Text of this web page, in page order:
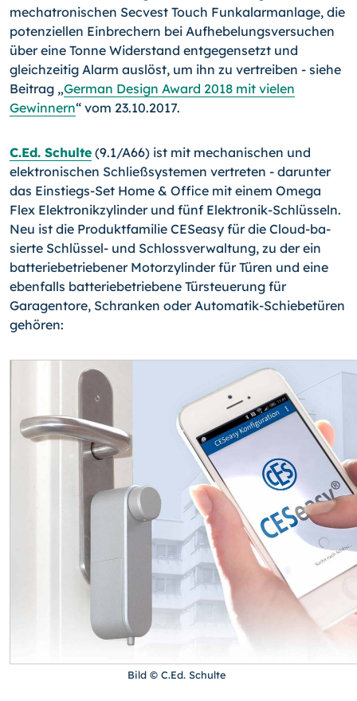
mechatronischen Secvest Touch Funkalarmanlage, die
potenziellen Einbrechern bei Aufhebelungsversuchen
über eine Tonne Widerstand entgegensetzt und
gleichzeitig Alarm auslöst, um ihn zu vertreiben - siehe
Beitrag „German Design Award 2018 mit vielen
Gewinnern“ vom 23.10.2017.
C.Ed. Schulte (9.1/A66) ist mit mechanischen und
elektronischen Schließsystemen vertreten - darunter
das Einstiegs-Set Home & Office mit einem Omega
Flex Elektronikzylinder und fünf Elektronik-Schlüsseln.
Neu ist die Produktfamilie CESeasy für die Cloud-ba­
sier­te Schlüssel- und Schlossverwaltung, zu der ein
batteriebetriebener Motorzylinder für Türen und eine
ebenfalls batteriebetriebene Türsteuerung für
Garagentore, Schranken oder Automatik-Schiebetüren
gehören:
Bild © C.Ed. Schulte